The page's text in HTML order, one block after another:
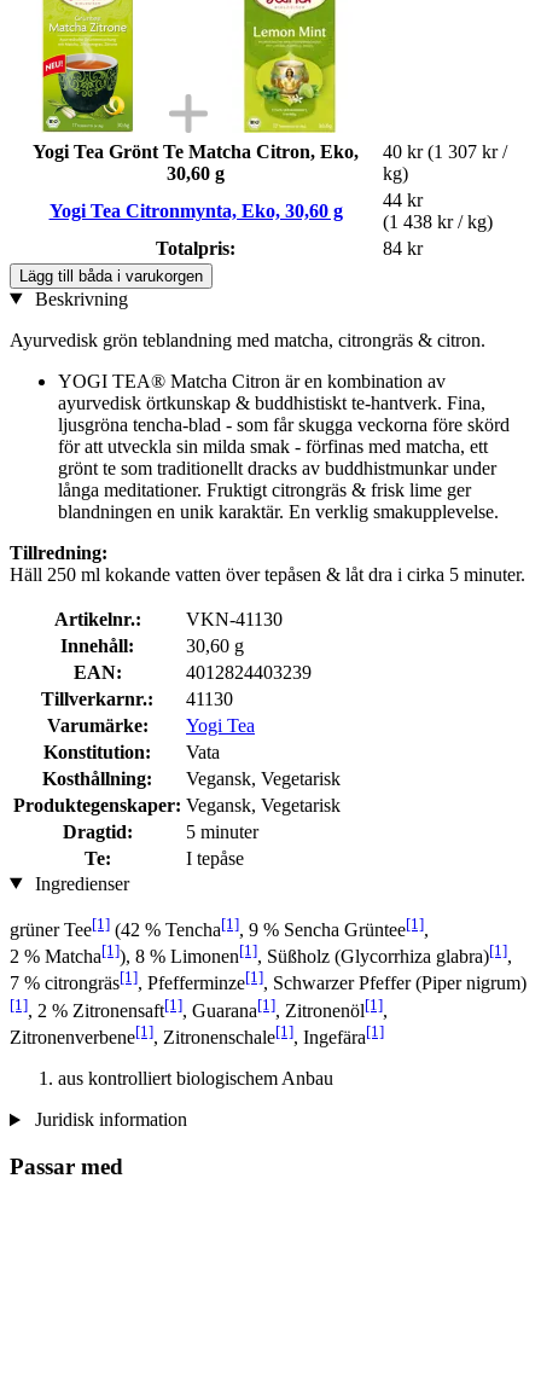
Yogi Tea Grönt Te Matcha Citron, Eko,
30,60 g
40 kr (1 307 kr /
kg)
Yogi Tea Citronmynta, Eko, 30,60 g
44 kr
(1 438 kr / kg)
Totalpris:
84 kr
Lägg till båda i varukorgen
Beskrivning
Ayurvedisk grön teblandning med matcha, citrongräs & citron.
YOGI TEA® Matcha Citron är en kombination av
ayurvedisk örtkunskap & buddhistiskt te-hantverk. Fina,
ljusgröna tencha-blad - som får skugga veckorna före skörd
för att utveckla sin milda smak - förfinas med matcha, ett
grönt te som traditionellt dracks av buddhistmunkar under
långa meditationer. Fruktigt citrongräs & frisk lime ger
blandningen en unik karaktär. En verklig smakupplevelse.
Tillredning:
Häll 250 ml kokande vatten över tepåsen & låt dra i cirka 5 minuter.
Artikelnr.:
VKN-41130
Innehåll:
30,60 g
EAN:
4012824403239
Tillverkarnr.:
41130
Varumärke:
Yogi Tea
Konstitution:
Vata
Kosthållning:
Vegansk, Vegetarisk
Produktegenskaper: Vegansk, Vegetarisk
Dragtid:
5 minuter
Te:
I tepåse
Ingredienser
grüner Tee[1] (42 % Tencha[1], 9 % Sencha Grüntee[1],
2 % Matcha[1]), 8 % Limonen[1], Süßholz (Glycorrhiza glabra)[1],
7 % citrongräs[1], Pfefferminze[1], Schwarzer Pfeffer (Piper nigrum)
[1], 2 % Zitronensaft[1], Guarana[1], Zitronenöl[1],
Zitronenverbene[1], Zitronenschale[1], Ingefära[1]
aus kontrolliert biologischem Anbau
Juridisk information
Passar med